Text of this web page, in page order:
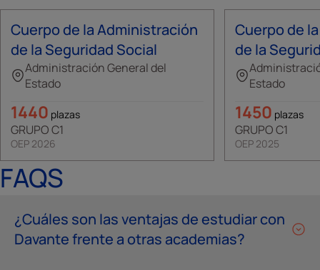
Cuerpo de la Administración
de la Seguridad Social
Administración General del
Estado
1440 plazas
GRUPO C1
OEP 2026
Cuerpo de
de la
Estado
1450 plazas
GRUPO C1
OEP 2025
FAQS
¿Cuáles son las ventajas de estudiar con
Davante frente a otras academias?